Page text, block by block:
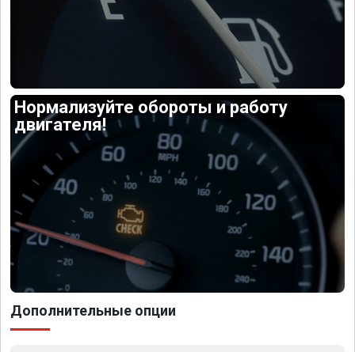
Нормализуйте обороты и работу
двигателя!
Дополнительные опции